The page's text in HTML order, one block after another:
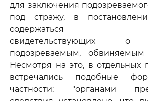
для заключения
под стражу, в
содержаться
свидетельствующих о
подозреваемым, обвиняемым
Несмотря на это, в отдельных
встречались подобные
частности: "органами